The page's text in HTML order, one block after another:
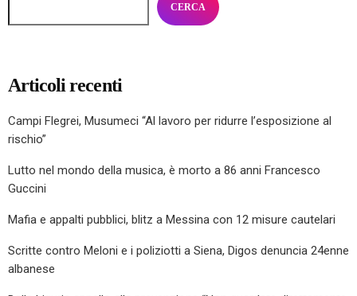
CERCA
Articoli recenti
Campi Flegrei, Musumeci “Al lavoro per ridurre l’esposizione al
rischio”
Lutto nel mondo della musica, è morto a 86 anni Francesco
Guccini
Mafia e appalti pubblici, blitz a Messina con 12 misure cautelari
Scritte contro Meloni e i poliziotti a Siena, Digos denuncia 24enne
albanese